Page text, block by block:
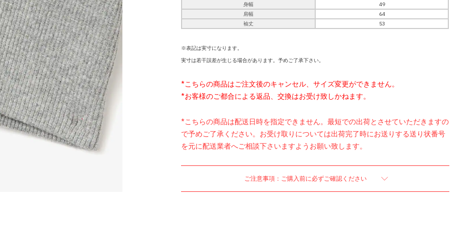
身幅
49
肩幅
64
袖丈
53
※表記は実寸になります。
実寸は若干誤差が生じる場合があります。予めご了承下さい。
*こちらの商品はご注文後のキャンセル、サイズ変更ができません。
*お客様のご都合による返品、交換はお受け致しかねます。
*こちらの商品は配送日時を指定できません。最短での出荷とさせていただきますの
で予めご了承ください。お受け取りについては出荷完了時にお送りする送り状番号
を元に配送業者へご相談下さいますようお願い致します。
ご注意事項：ご購入前に必ずご確認ください